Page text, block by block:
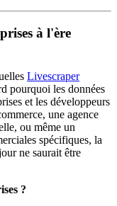
à l'ère
Livescraper
pourquoi les données
et les développeurs
une agence
ou même un
spécifiques, la
ne saurait être
?